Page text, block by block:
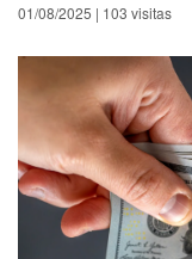
01/08/2025 | 103 visitas